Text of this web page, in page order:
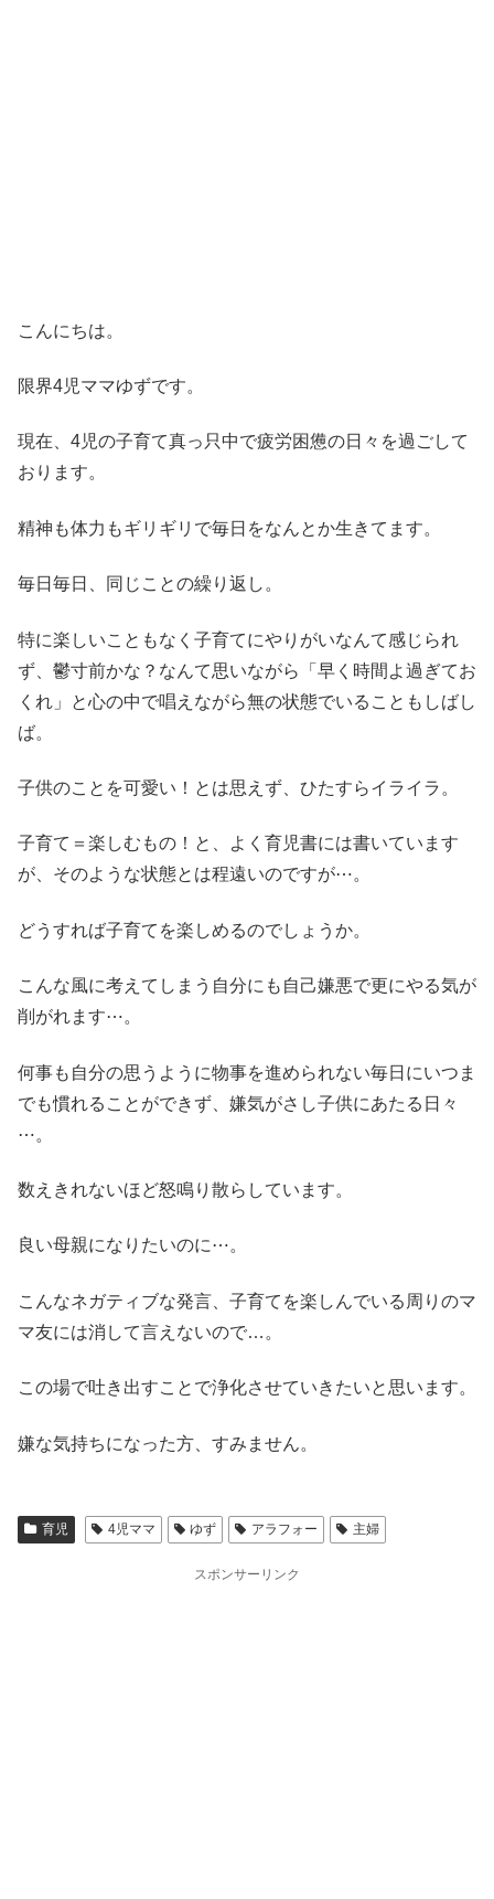
こんにちは。
限界4児ママゆずです。
現在、4児の子育て真っ只中で疲労困憊の日々を過ごして
おります。
精神も体力もギリギリで毎日をなんとか生きてます。
毎日毎日、同じことの繰り返し。
特に楽しいこともなく子育てにやりがいなんて感じられ
ず、鬱寸前かな？なんて思いながら「早く時間よ過ぎてお
くれ」と心の中で唱えながら無の状態でいることもしばし
ば。
子供のことを可愛い！とは思えず、ひたすらイライラ。
子育て＝楽しむもの！と、よく育児書には書いています
が、そのような状態とは程遠いのですが⋯。
どうすれば子育てを楽しめるのでしょうか。
こんな風に考えてしまう自分にも自己嫌悪で更にやる気が
削がれます⋯。
何事も自分の思うように物事を進められない毎日にいつま
でも慣れることができず、嫌気がさし子供にあたる日々
⋯。
数えきれないほど怒鳴り散らしています。
良い母親になりたいのに⋯。
こんなネガティブな発言、子育てを楽しんでいる周りのマ
マ友には消して言えないので…。
この場で吐き出すことで浄化させていきたいと思います。
嫌な気持ちになった方、すみません。
育児 4児ママ ゆず アラフォー 主婦
スポンサーリンク